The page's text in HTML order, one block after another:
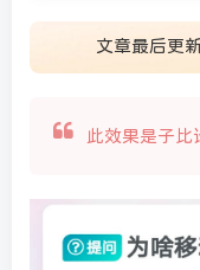
文章最后更
此效果是子比
记住登录